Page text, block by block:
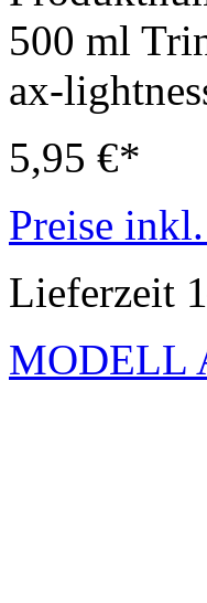
500 ml
ax-
5,95 €*
Preise
Lieferzeit
MODELL